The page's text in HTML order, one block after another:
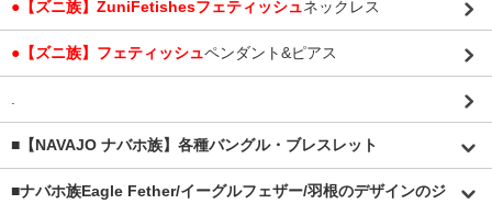
●【ズニ族】ZuniFetishesフェティッシュネックレス
●【ズニ族】フェティッシュペンダント&ピアス
.
■【NAVAJO ナバホ族】各種バングル・ブレスレット
■ナバホ族Eagle Fether/イーグルフェザー/羽根のデザインのジ